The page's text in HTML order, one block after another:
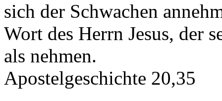
sich der Schwachen
Wort des Herrn Jesus, der
als nehmen.
Apostelgeschichte 20,35